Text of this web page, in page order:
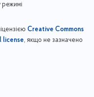
режимі
Creative Commons
license, якщо не зазначено